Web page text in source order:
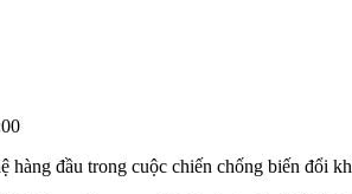
hàng đầu trong cuộc chiến chống biến đổi